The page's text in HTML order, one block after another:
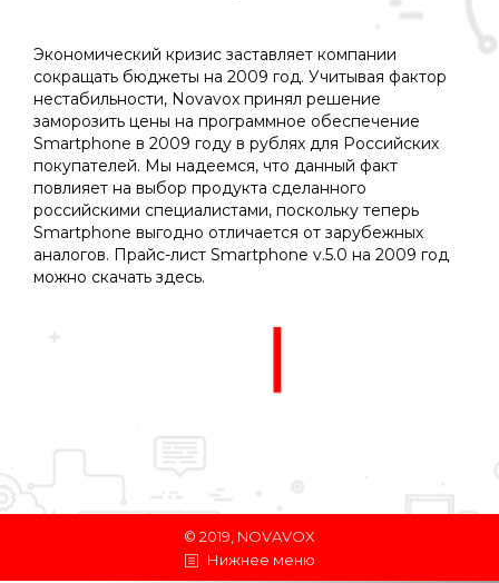
Экономический кризис заставляет компании
сокращать бюджеты на 2009 год. Учитывая фактор
нестабильности, Novavox принял решение
заморозить цены на программное обеспечение
Smartphone в 2009 году в рублях для Российских
покупателей. Мы надеемся, что данный факт
повлияет на выбор продукта сделанного
российскими специалистами, поскольку теперь
Smartphone выгодно отличается от зарубежных
аналогов. Прайс-лист Smartphone v.5.0 на 2009 год
можно скачать здесь.
© 2019, NOVAVOX
Нижнее меню